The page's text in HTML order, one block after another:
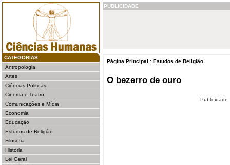
CATEGORIAS
Antropologia
Artes
Ciências Politicas
Cinema e Teatro
Comunicações e Mídia
Economia
Educação
Estudos de Religião
Filosofia
História
Lei Geral
PUBLICIDADE
Página Principal : Estudos de Religião
O bezerro de ouro
Publicidade